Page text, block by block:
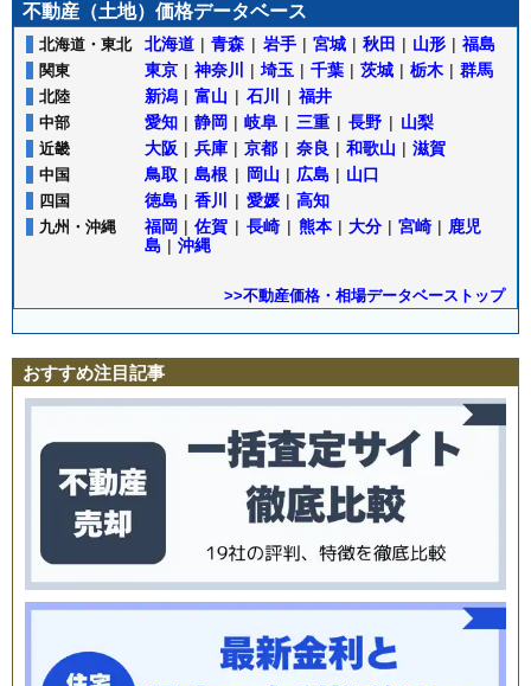
不動産（土地）価格データベース
北海道・東北 北海道 | 青森 | 岩手 | 宮城 | 秋田 | 山形 | 福島
関東 東京 | 神奈川 | 埼玉 | 千葉 | 茨城 | 栃木 | 群馬
北陸 新潟 | 富山 | 石川 | 福井
中部 愛知 | 静岡 | 岐阜 | 三重 | 長野 | 山梨
近畿 大阪 | 兵庫 | 京都 | 奈良 | 和歌山 | 滋賀
中国 鳥取 | 島根 | 岡山 | 広島 | 山口
四国 徳島 | 香川 | 愛媛 | 高知
九州・沖縄 福岡 | 佐賀 | 長崎 | 熊本 | 大分 | 宮崎 | 鹿児
島 | 沖縄
>>不動産価格・相場データベーストップ
おすすめ注目記事